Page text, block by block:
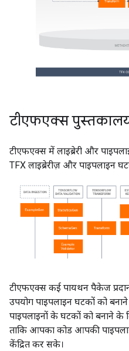
टीएफएक्स
टीएफएक्स में लाइब्रेरी और
TFX लाइब्रेरीज़ और पाइपलाइन
टीएफएक्स कई पायथन पैकेज
उपयोग पाइपलाइन घटकों को
पाइपलाइनों के घटकों को बनाने के
ताकि आपका कोड आपकी
केंद्रित कर सके।